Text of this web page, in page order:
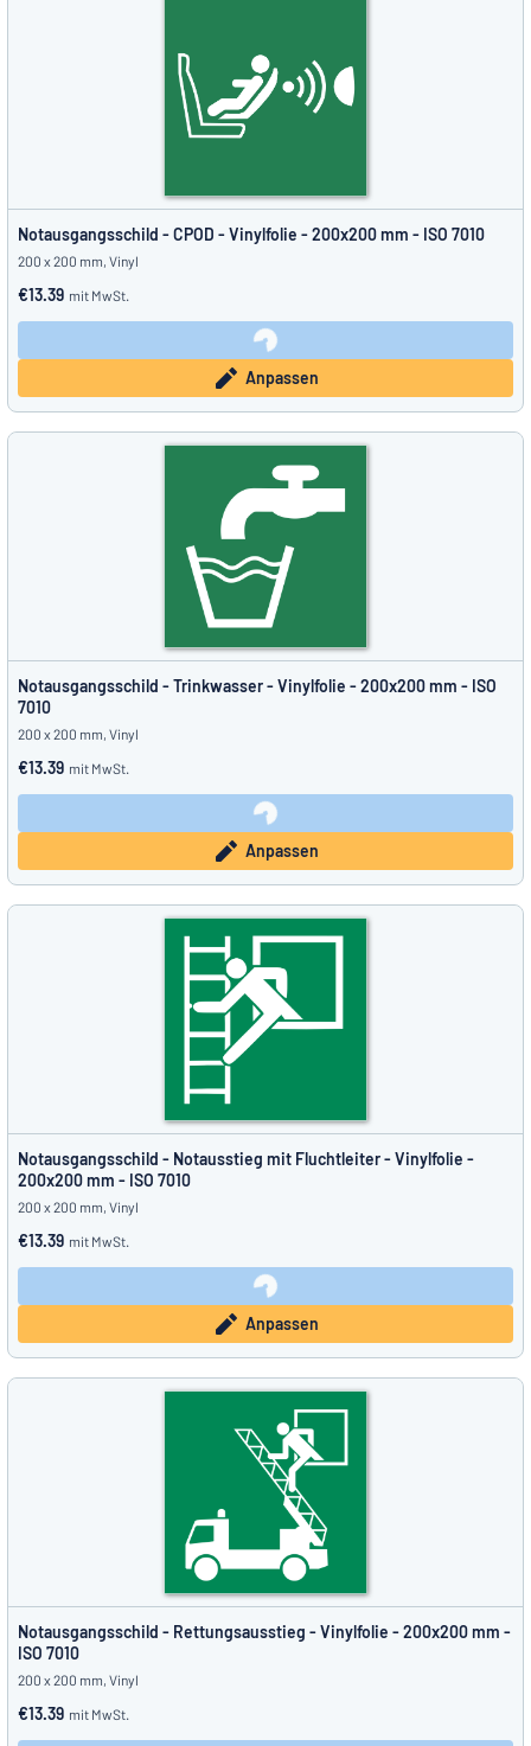
Notausgangsschild - CPOD - Vinylfolie - 200x200 mm - ISO 7010
200 x 200 mm, Vinyl
€13.39 mit MwSt.
Anpassen
Notausgangsschild - Trinkwasser - Vinylfolie - 200x200 mm - ISO
7010
200 x 200 mm, Vinyl
€13.39 mit MwSt.
Anpassen
Notausgangsschild - Notausstieg mit Fluchtleiter - Vinylfolie -
200x200 mm - ISO 7010
200 x 200 mm, Vinyl
€13.39 mit MwSt.
Anpassen
Notausgangsschild - Rettungsausstieg - Vinylfolie - 200x200 mm -
ISO 7010
200 x 200 mm, Vinyl
€13.39 mit MwSt.